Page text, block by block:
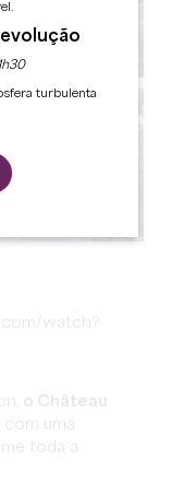
watch?
o Château
com uma
toda a
turbulenta